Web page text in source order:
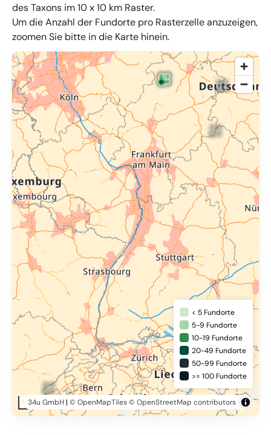
des Taxons im 10 x 10 km Raster.
Um die Anzahl der Fundorte pro Rasterzelle anzuzeigen,
zoomen Sie bitte in die Karte hinein.
© OpenMapTiles,OpenStreetMap 34u GmbH
50 km
34u GmbH| © OpenMapTiles© OpenStreetMap contributors
< 5 Fundorte
5-9 Fundorte
10-19 Fundorte
20-49 Fundorte
50-99 Fundorte
>= 100 Fundorte